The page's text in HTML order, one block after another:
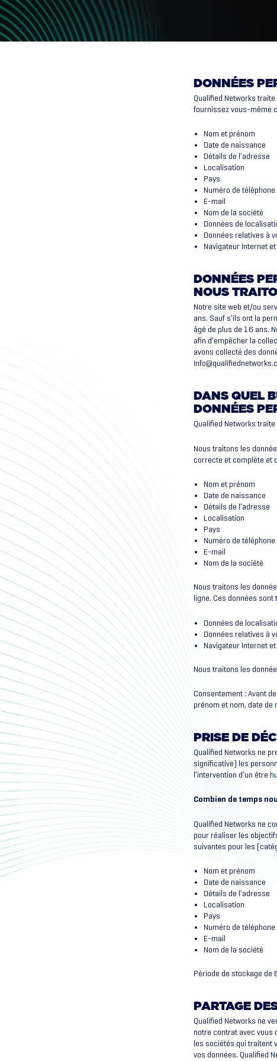
DONNÉES
Qualified Networks
fournissez vous-même
Nom et prénom
Date de naissance
Détails de l’adresse
Localisation
Pays
Numéro de téléphone
E-mail
Nom de la société
Données de
Données relatives à
Navigateur Internet et
DONNÉES
NOUS
Notre site web et/ou
ans. Sauf s’ils ont la
âgé de plus de 16 ans.
afin d’empêcher la
avons collecté des
DANS QUEL
DONNÉES
Qualified Networks
Nous traitons les
correcte et complète et
Nom et prénom
Date de naissance
Détails de l’adresse
Localisation
Pays
Numéro de téléphone
E-mail
Nom de la société
Nous traitons les
ligne. Ces données
Données de
Données relatives à
Navigateur Internet et
Nous traitons les
Consentement : Avant
prénom et nom, date de
PRISE DE
Qualified Networks ne
significative) les
l’intervention d’un être
Combien de temps
Qualified Networks ne
pour réaliser les
suivantes pour les
Nom et prénom
Date de naissance
Détails de l’adresse
Localisation
Pays
Numéro de téléphone
E-mail
Nom de la société
Période de stockage de
PARTAGE
Qualified Networks ne
notre contrat avec vous
les sociétés qui traitent
vos données. Qualified